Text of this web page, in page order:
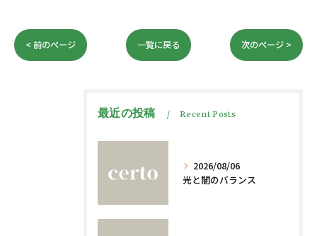
< 前のページ 一覧に戻る 次のページ >
最近の投稿 Recent Posts
2026/08/06
光と闇のバランス